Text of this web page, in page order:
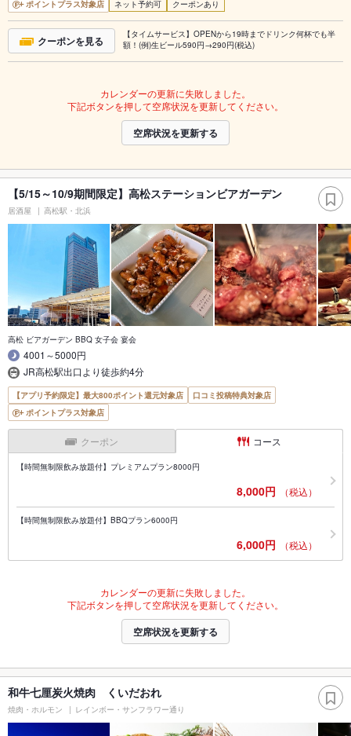
ポイントプラス対象店
ネット予約可 クーポンあり
クーポンを見る
【タイムサービス】OPENから19時までドリンク何杯でも半
額！(例)生ビール590円→290円(税込)
カレンダーの更新に失敗しました。
下記ボタンを押して空席状況を更新してください。
空席状況を更新する
【5/15～10/9期間限定】高松ステーションビアガーデン
居酒屋 高松駅・北浜
高松 ビアガーデン BBQ 女子会 宴会
4001～5000円
JR高松駅出口より徒歩約4分
【アプリ予約限定】最大800ポイント還元対象店
口コミ投稿特典対象店
ポイントプラス対象店
クーポン コース
【時間無制限飲み放題付】プレミアムプラン8000円
8,000円 （税込）
【時間無制限飲み放題付】BBQプラン6000円
6,000円 （税込）
カレンダーの更新に失敗しました。
下記ボタンを押して空席状況を更新してください。
空席状況を更新する
和牛七厘炭火焼肉 くいだおれ
焼肉・ホルモン レインボー・サンフラワー通り